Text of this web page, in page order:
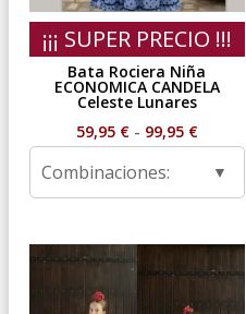
¡¡¡ SUPER PRECIO !!!
Bata Rociera Niña
ECONOMICA CANDELA
Celeste Lunares
59,95 € - 99,95 €Rango
59,95 €
hasta
99,95 €
Combinaciones: